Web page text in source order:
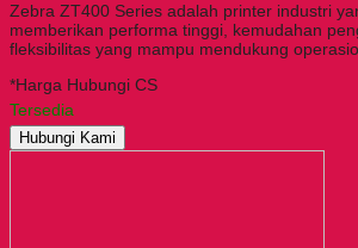
Zebra ZT400 Series adalah printer industri
memberikan performa tinggi, kemudahan
fleksibilitas yang mampu mendukung
*Harga Hubungi CS
Tersedia
Hubungi Kami